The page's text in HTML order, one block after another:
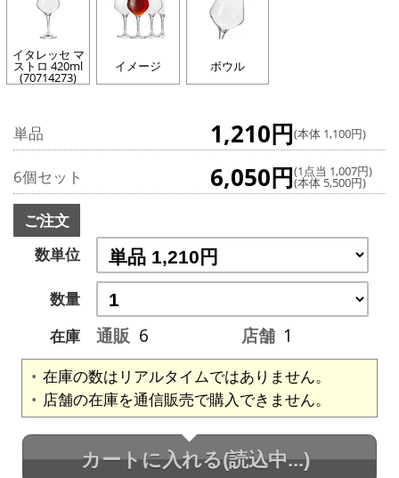
イタレッセ マ
ストロ 420ml
(70714273)
イメージ ボウル
単品 1,210円(本体 1,100円)
6個セット 6,050円(1点当 1,007円)
(本体 5,500円)
ご注文
数単位
数量
在庫
通販 6 店舗 1
在庫の数はリアルタイムではありません。
店舗の在庫を通信販売で購入できません。
カートに入れる(読込中...)